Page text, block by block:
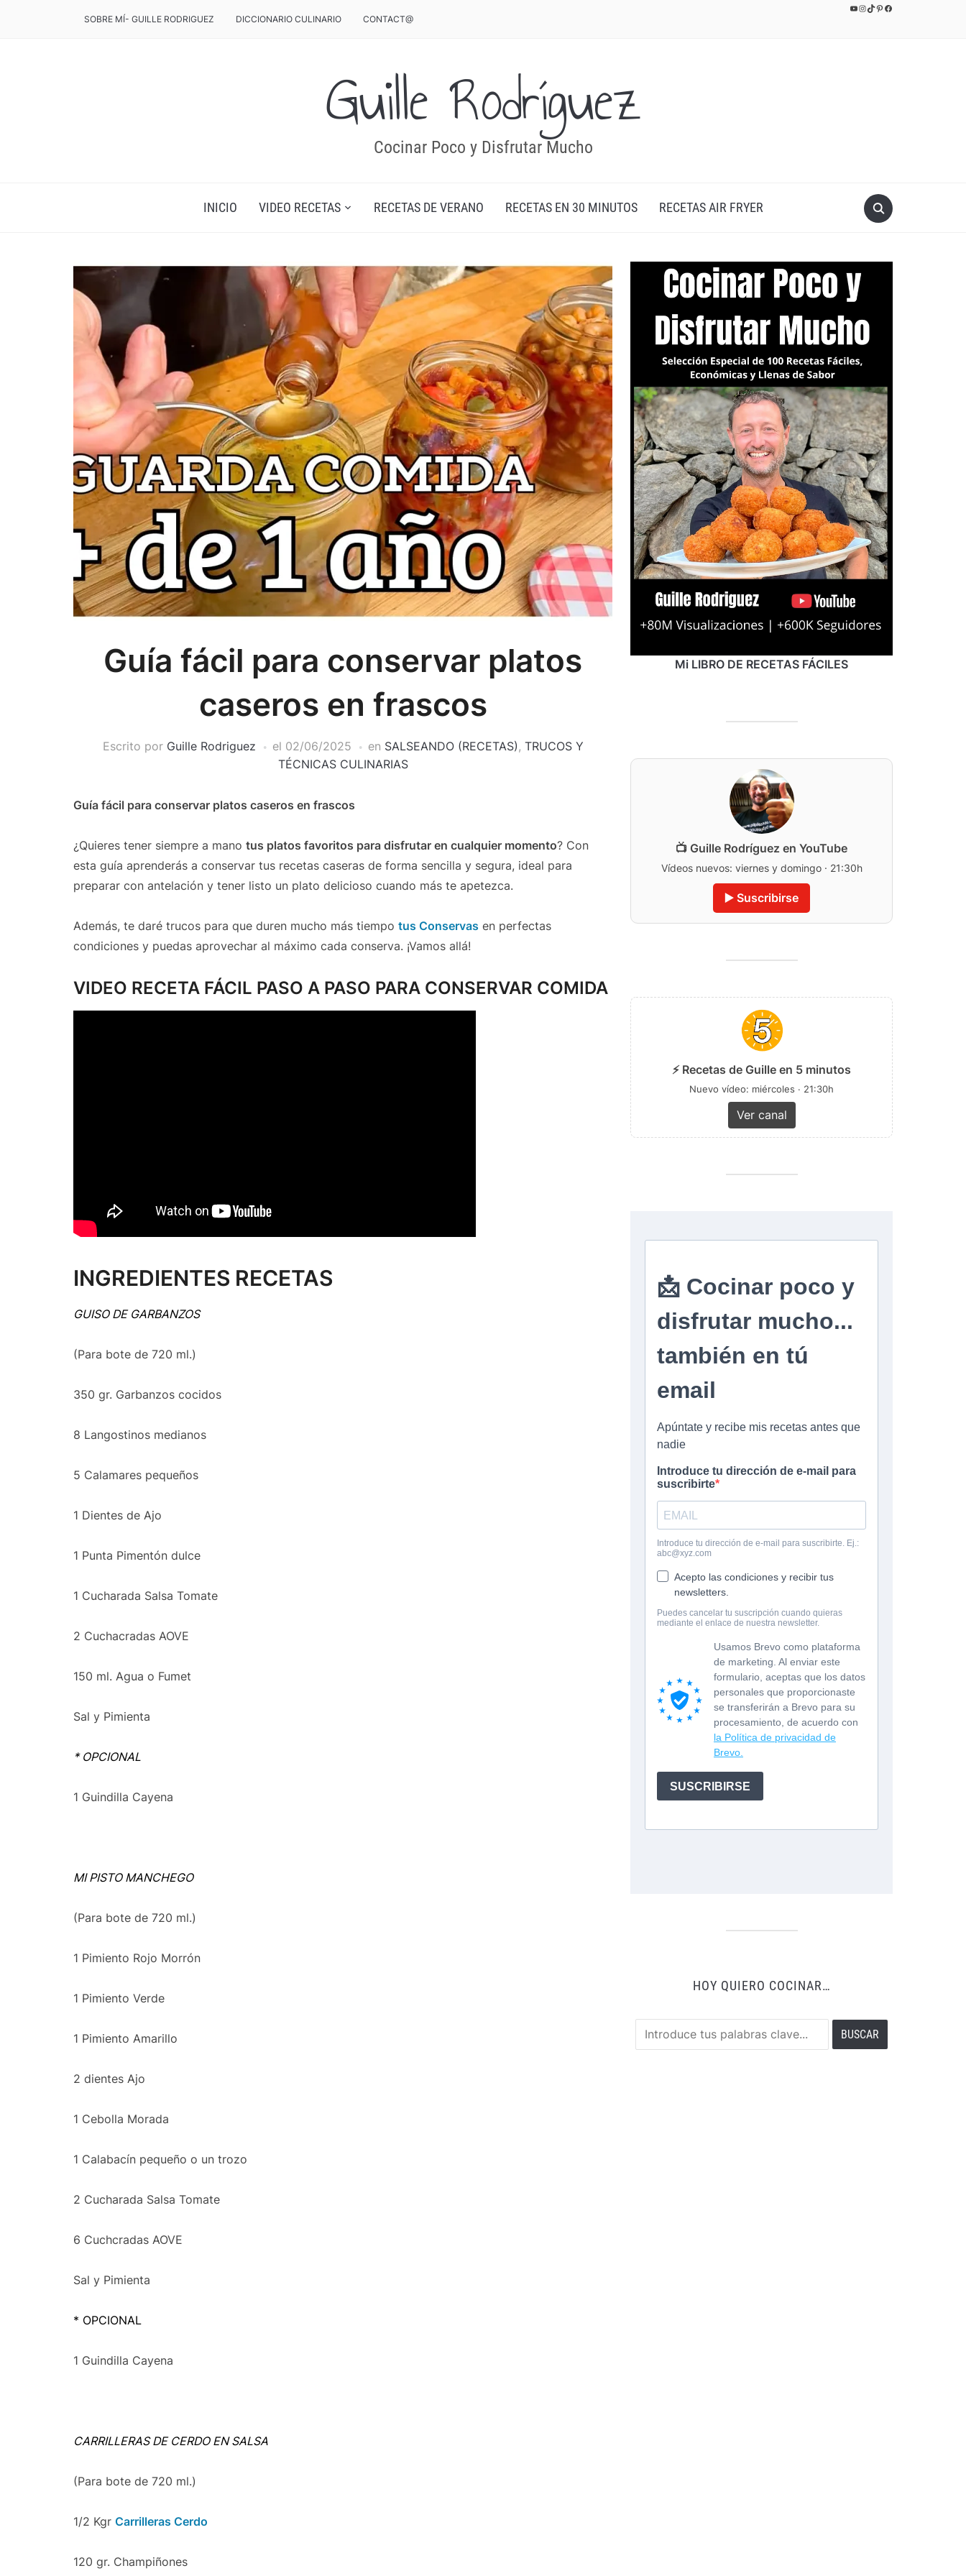
YouTube
Instagram
TikTok
Pinterest
Facebook
SOBRE MÍ- GUILLE RODRIGUEZ DICCIONARIO CULINARIO CONTACT@
Guille Rodríguez
Cocinar Poco y Disfrutar Mucho
INICIO VIDEO RECETAS RECETAS DE VERANO RECETAS EN 30 MINUTOS RECETAS AIR FRYER
Guía fácil para conservar platos
caseros en frascos
Escrito por Guille Rodriguez el 02/06/2025 en SALSEANDO (RECETAS), TRUCOS Y
TÉCNICAS CULINARIAS
Guía fácil para conservar platos caseros en frascos
¿Quieres tener siempre a mano tus platos favoritos para disfrutar en cualquier momento? Con
esta guía aprenderás a conservar tus recetas caseras de forma sencilla y segura, ideal para
preparar con antelación y tener listo un plato delicioso cuando más te apetezca.
Además, te daré trucos para que duren mucho más tiempo tus Conservas en perfectas
condiciones y puedas aprovechar al máximo cada conserva. ¡Vamos allá!
VIDEO RECETA FÁCIL PASO A PASO PARA CONSERVAR COMIDA
INGREDIENTES RECETAS
GUISO DE GARBANZOS
(Para bote de 720 ml.)
350 gr. Garbanzos cocidos
8 Langostinos medianos
5 Calamares pequeños
1 Dientes de Ajo
1 Punta Pimentón dulce
1 Cucharada Salsa Tomate
2 Cuchacradas AOVE
150 ml. Agua o Fumet
Sal y Pimienta
* OPCIONAL
1 Guindilla Cayena
MI PISTO MANCHEGO
(Para bote de 720 ml.)
1 Pimiento Rojo Morrón
1 Pimiento Verde
1 Pimiento Amarillo
2 dientes Ajo
1 Cebolla Morada
1 Calabacín pequeño o un trozo
2 Cucharada Salsa Tomate
6 Cuchcradas AOVE
Sal y Pimienta
* OPCIONAL
1 Guindilla Cayena
CARRILLERAS DE CERDOEN SALSA
(Para bote de 720 ml.)
1/2 Kgr Carrilleras Cerdo
120 gr. Champiñones
Mi LIBRO DE RECETAS FÁCILES
📺 Guille Rodríguez en YouTube
Vídeos nuevos: viernes y domingo · 21:30h
▶️ Suscribirse
⚡ Recetas de Guille en 5 minutos
Nuevo vídeo: miércoles · 21:30h
Ver canal
HOY QUIERO COCINAR…